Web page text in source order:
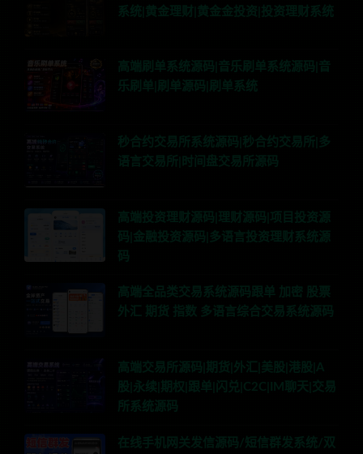
系统|黄金理财|黄金金投资|投资理财系统
高端刷单系统源码|音乐刷单系统源码|音
乐刷单|刷单源码|刷单系统
秒合约交易所系统源码|秒合约交易所|多
语言交易所|时间盘交易所源码
高端投资理财源码|理财源码|项目投资源
码|金融投资源码|多语言投资理财系统源
码
高端全品类交易系统源码跟单 加密 股票
外汇 期货 指数 多语言综合交易系统源码
高端交易所源码|期货|外汇|美股|港股|A
股|永续|期权|跟单|闪兑|C2C|IM聊天|交易
所系统源码
在线手机网关发信源码/短信群发系统/双